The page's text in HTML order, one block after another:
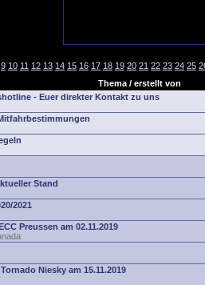
9 10 11 12 13 14 15 16 17 18 19 20 21 22 23 24 25
Thema / erstellt von
- Euer direkter Kontakt zu uns
Stand
2021
Preussen am 02.11.2019
Niesky am 15.11.2019